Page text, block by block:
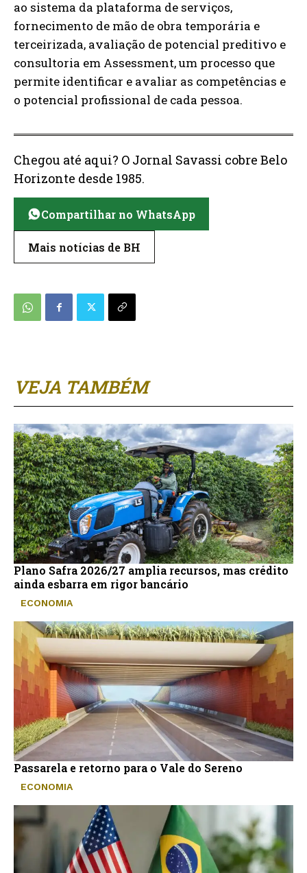
VEJA TAMBÉM
Plano Safra 2026/27 amplia recursos, mas crédito
ainda esbarra em rigor bancário
ECONOMIA
Passarela e retorno para o Vale do Sereno
ECONOMIA
ao sistema da plataforma de serviços,
fornecimento de mão de obra temporária e
terceirizada, avaliação de potencial preditivo e
consultoria em Assessment, um processo que
permite identificar e avaliar as competências e
o potencial profissional de cada pessoa.
Chegou até aqui? O Jornal Savassi cobre Belo
Horizonte desde 1985.
Compartilhar no WhatsApp
Mais notícias de BH